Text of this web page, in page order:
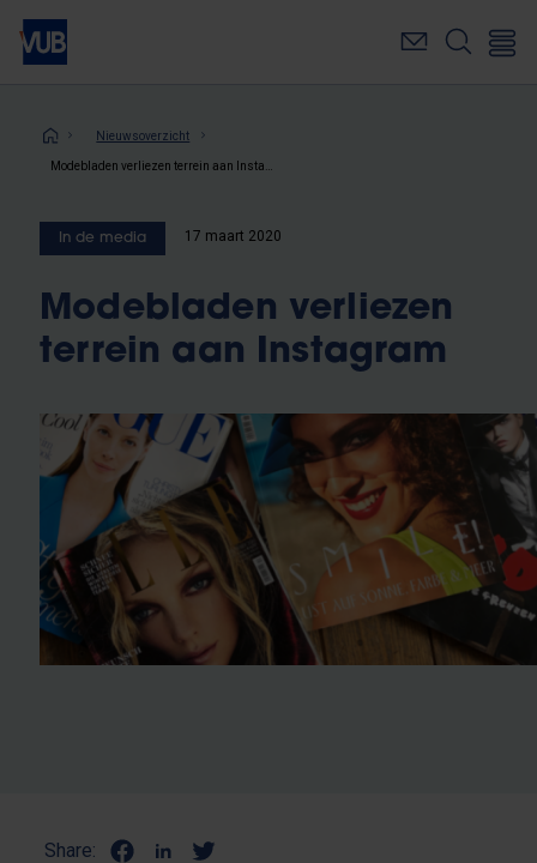
Overslaan
naar
inhoudKruimelpad
Nieuwsoverzicht
In de media 17 maart 2020
Modebladen verliezen
terrein aan Instagram
Share: